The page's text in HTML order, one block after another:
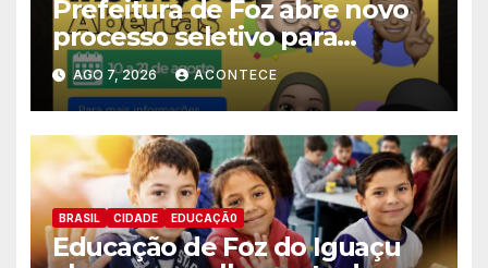
Prefeitura de Foz abre novo
processo seletivo para
estagiários
AGO 7, 2026 ACONTECE
BRASIL CIDADE EDUCAÇÃ0
Educação de Foz do Iguaçu